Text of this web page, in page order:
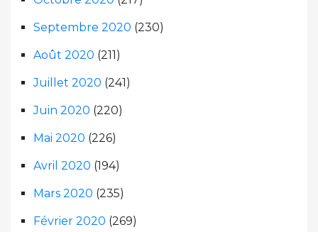
Septembre 2020 (230)
Août 2020 (211)
Juillet 2020 (241)
Juin 2020 (220)
Mai 2020 (226)
Avril 2020 (194)
Mars 2020 (235)
Février 2020 (269)